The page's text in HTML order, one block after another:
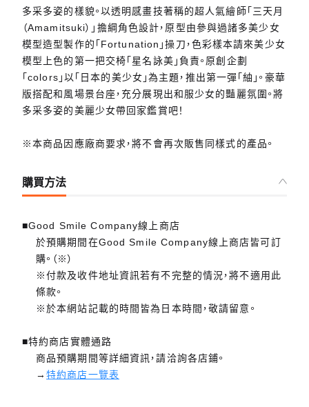
多采多姿的樣貌。以透明感畫技著稱的超人氣繪師「三天月
（Amamitsuki）」擔綱角色設計，原型由參與過諸多美少女
模型造型製作的「Fortunation」操刀，色彩樣本請來美少女
模型上色的第一把交椅「星名詠美」負責。原創企劃
「colors」以「日本的美少女」為主題，推出第一彈「紬」。豪華
版搭配和風場景台座，充分展現出和服少女的豔麗氛圍。將
多采多姿的美麗少女帶回家鑑賞吧！
※本商品因應廠商要求，將不會再次販售同樣式的產品。
購買方法
■Good Smile Company線上商店
於預購期間在Good Smile Company線上商店皆可訂
購。（※）
※付款及收件地址資訊若有不完整的情況，將不適用此
條款。
※於本網站記載的時間皆為日本時間，敬請留意。
■特約商店實體通路
商品預購期間等詳細資訊，請洽詢各店鋪。
→特約商店一覽表